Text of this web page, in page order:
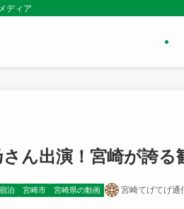
ディア
ん出演！宮崎が誇
泊 宮崎市 宮崎県の動画 宮崎てげてげ通